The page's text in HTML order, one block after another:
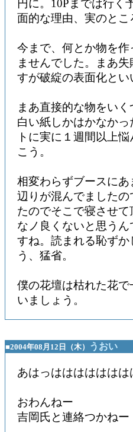
円に。10Pまでは行く
面的な理由、実のと
今まで、何とか物を
ませんでした。まあ
すが破綻の表面化と
まあ直接的な物をい
白い紙しかはかなか
トに実に１週間以上
こう。
相変わらずブースに
辺りが混んでました
たのでそこで寝させ
なノ良くないと思う
すね。読まれる恥ず
う、猛省。
僕の花壇は枯れた花
いましょう。
■2004年08月12日（木） うおい
あはっははははははは
おわんねー
吉岡氏と連絡つかねー